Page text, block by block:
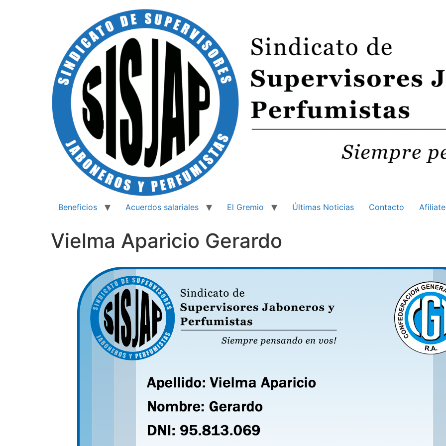
Beneficios Acuerdos salariales El Gremio Últimas Noticias Contacto
Vielma Aparicio Gerardo